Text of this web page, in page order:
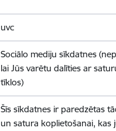
uvc
Sociālo mediju sīkdatnes
lai Jūs varētu dalīties ar
tīklos)
Šīs sīkdatnes ir paredzētas
un satura koplietošanai, kas